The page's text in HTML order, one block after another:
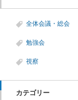
全体会議・総会
勉強会
視察
カテゴリー